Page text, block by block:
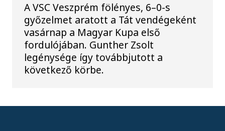
A VSC Veszprém fölényes, 6–0-s
győzelmet aratott a Tát vendégeként
vasárnap a Magyar Kupa első
fordulójában. Gunther Zsolt
legénysége így továbbjutott a
következő körbe.